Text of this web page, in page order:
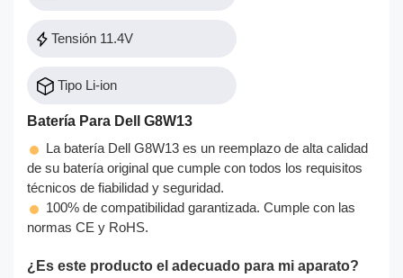
Tensión 11.4V
Tipo Li-ion
Batería Para Dell G8W13
La batería Dell G8W13 es un reemplazo de alta calidad
de su batería original que cumple con todos los requisitos
técnicos de fiabilidad y seguridad.
100% de compatibilidad garantizada. Cumple con las
normas CE y RoHS.
¿Es este producto el adecuado para mi aparato?